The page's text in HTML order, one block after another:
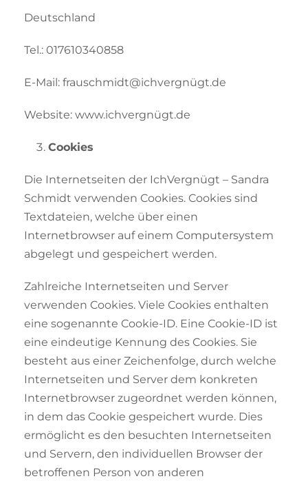
Deutschland
Tel.: 017610340858
E-Mail: frauschmidt@ichvergnügt.de
Website: www.ichvergnügt.de
Cookies
Die Internetseiten der IchVergnügt – Sandra
Schmidt verwenden Cookies. Cookies sind
Textdateien, welche über einen
Internetbrowser auf einem Computersystem
abgelegt und gespeichert werden.
Zahlreiche Internetseiten und Server
verwenden Cookies. Viele Cookies enthalten
eine sogenannte Cookie-ID. Eine Cookie-ID ist
eine eindeutige Kennung des Cookies. Sie
besteht aus einer Zeichenfolge, durch welche
Internetseiten und Server dem konkreten
Internetbrowser zugeordnet werden können,
in dem das Cookie gespeichert wurde. Dies
ermöglicht es den besuchten Internetseiten
und Servern, den individuellen Browser der
betroffenen Person von anderen